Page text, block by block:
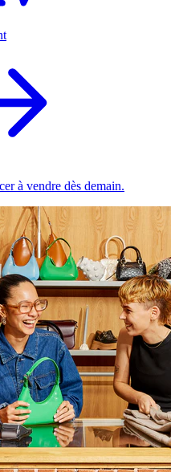
à vendre dès demain.